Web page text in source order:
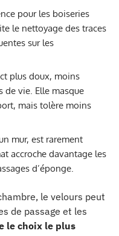
pour les boiseries
le nettoyage des traces
sur les
plus doux, moins
de vie. Elle masque
mais tolère moins
mur, est rarement
accroche davantage les
d’éponge.
le velours peut
de passage et les
le choix le plus